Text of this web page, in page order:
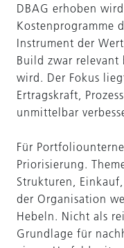
DBAG erhoben
Kostenprogramme
Instrument der
Build zwar
wird. Der Fokus
Ertragskraft,
unmittelbar
Für
Priorisierung.
Strukturen,
der Organisation
Hebeln. Nicht als
Grundlage für